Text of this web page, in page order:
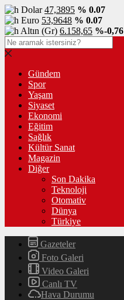
Dolar47,3895 % 0.07
Euro 53,9648 % 0.07
Altın (Gr) 6.158,65 %-0,76
Gündem
Spor
Yaşam
Siyaset
Ekonomi
Eğitim
Sağlık
Kültür Sanat
Magazin
Diğer
Son Dakika
Teknoloji
Otomativ
Dünya
Türkiye
Gazeteler
Foto Galeri
Video Galeri
Canlı TV
Hava Durumu